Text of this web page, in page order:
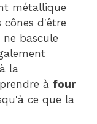
métallique
d'être
bascule
la
à four
ce que la